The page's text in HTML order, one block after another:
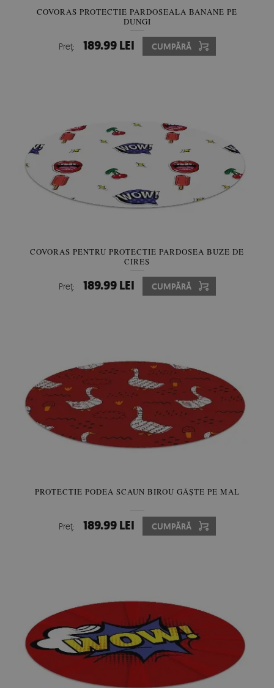
COVORAS PROTECTIE PARDOSEALA BANANE PE
DUNGI
Preţ: 189.99 LEI CUMPĂRĂ
COVORAS PENTRU PROTECTIE PARDOSEA BUZE DE
CIREȘ
Preţ: 189.99 LEI CUMPĂRĂ
PROTECTIE PODEA SCAUN BIROU GÂȘTE PE MAL
Preţ: 189.99 LEI CUMPĂRĂ